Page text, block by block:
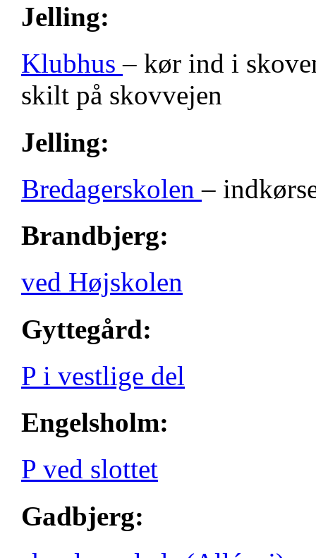
Jelling:
Klubhus– kør ind i
skilt på skovvejen
Jelling:
Bredagerskolen–
Brandbjerg:
ved Højskolen
Gyttegård:
P i vestlige del
Engelsholm:
P ved slottet
Gadbjerg: